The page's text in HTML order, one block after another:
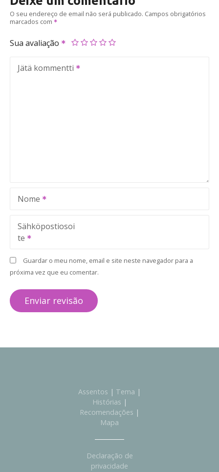
O seu endereço de email não será publicado. Campos obrigatórios
marcados com
Sua avaliação
Jätä kommentti
Nome
Sähköpostiosoi
te
Guardar o meu nome, email e site neste navegador para a
próxima vez que eu comentar.
Assentos | Tema |
Histórias |
Recomendações |
Mapa
Declaração de
privacidade